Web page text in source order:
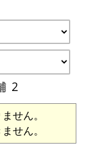
2
せん。
せん。